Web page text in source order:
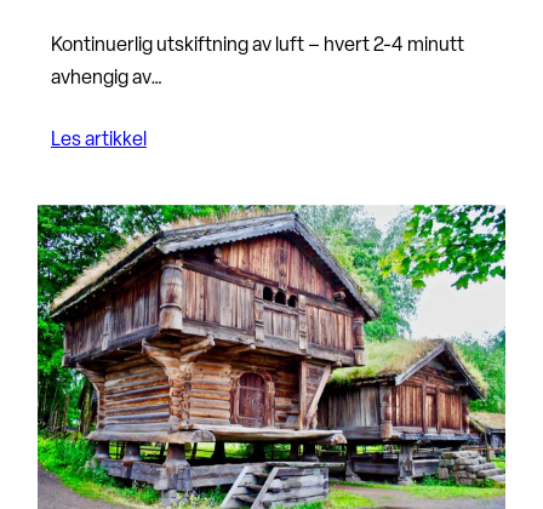
Kontinuerlig utskiftning av luft – hvert 2-4 minutt
avhengig av…
Les artikkel